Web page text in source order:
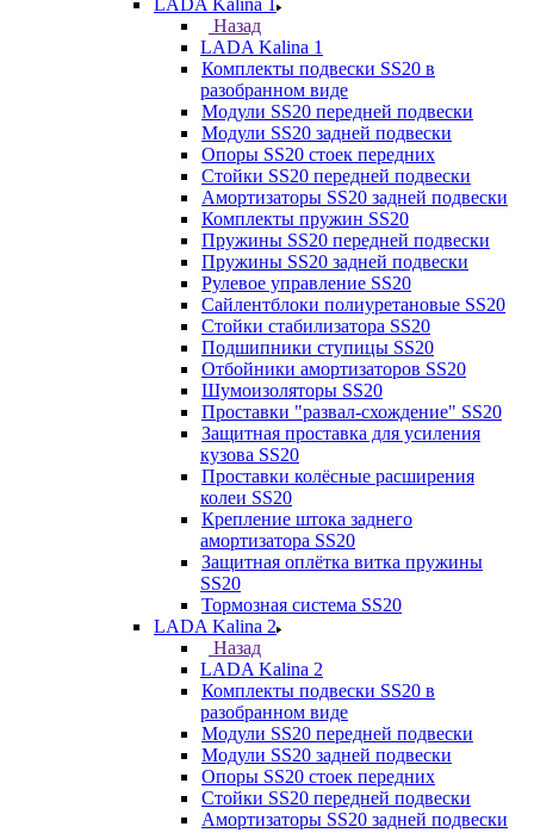
LADA Kalina 1
Назад
LADA Kalina 1
Комплекты подвески SS20 в
разобранном виде
Модули SS20 передней подвески
Модули SS20 задней подвески
Опоры SS20 стоек передних
Стойки SS20 передней подвески
Амортизаторы SS20 задней подвески
Комплекты пружин SS20
Пружины SS20 передней подвески
Пружины SS20 задней подвески
Рулевое управление SS20
Сайлентблоки полиуретановые SS20
Стойки стабилизатора SS20
Подшипники ступицы SS20
Отбойники амортизаторов SS20
Шумоизоляторы SS20
Проставки "развал-схождение" SS20
Защитная проставка для усиления
кузова SS20
Проставки колёсные расширения
колеи SS20
Крепление штока заднего
амортизатора SS20
Защитная оплётка витка пружины
SS20
Тормозная система SS20
LADA Kalina 2
Назад
LADA Kalina 2
Комплекты подвески SS20 в
разобранном виде
Модули SS20 передней подвески
Модули SS20 задней подвески
Опоры SS20 стоек передних
Стойки SS20 передней подвески
Амортизаторы SS20 задней подвески